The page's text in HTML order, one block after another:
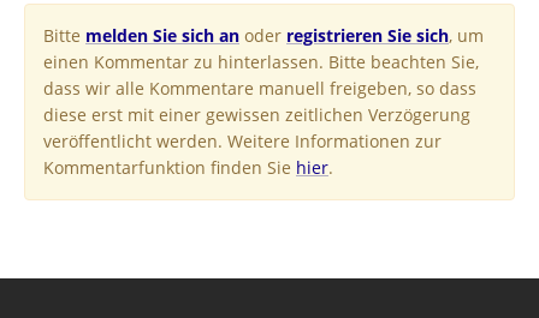
Bitte melden Sie sich an oder registrieren Sie sich, um
einen Kommentar zu hinterlassen. Bitte beachten Sie,
dass wir alle Kommentare manuell freigeben, so dass
diese erst mit einer gewissen zeitlichen Verzögerung
veröffentlicht werden. Weitere Informationen zur
Kommentarfunktion finden Sie hier.